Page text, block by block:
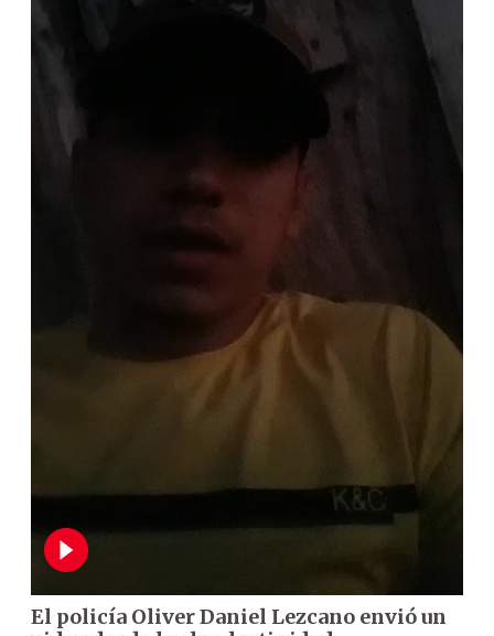
El policía Oliver Daniel Lezcano envió un